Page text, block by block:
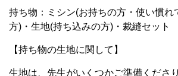
持ち物：ミシン(お持ちの方・使い慣れ
方)・生地(持ち込みの方)・裁縫セット
【持ち物の生地に関して】
生地は、先生がいくつかご準備くださ